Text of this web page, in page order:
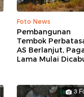
Foto News
Pembangunan
Tembok
AS Berlanjut,
Lama Mulai
3